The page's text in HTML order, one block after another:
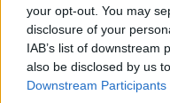
your opt-out. You may
disclosure of your
IAB’s list of downstream
also be disclosed by us
Downstream Participants
Minka